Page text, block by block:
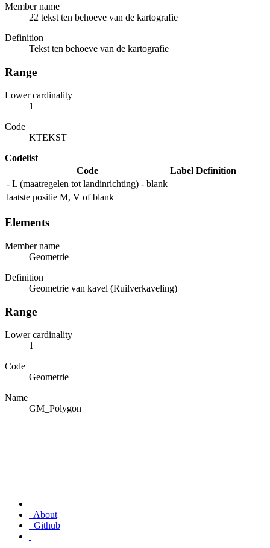
Member name
22 tekst ten behoeve van de kartografie
Definition
Tekst ten behoeve van de kartografie
Range
Lower cardinality
1
Code
KTEKST
Codelist
Code
Label Definition
- L (maatregelen tot landinrichting) - blank
laatste positie M, V of blank
Elements
Member name
Geometrie
Definition
Geometrie van kavel (Ruilverkaveling)
Range
Lower cardinality
1
Code
Geometrie
Name
GM_Polygon
About
Github